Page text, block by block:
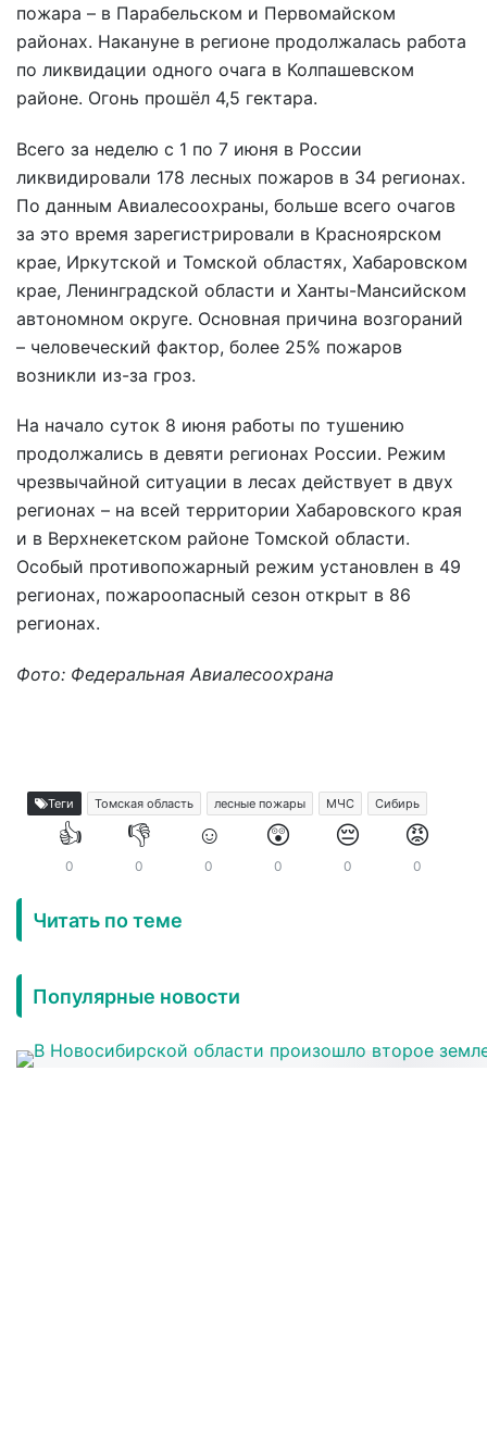
пожара – в Парабельском и Первомайском
районах. Накануне в регионе продолжалась работа
по ликвидации одного очага в Колпашевском
районе. Огонь прошёл 4,5 гектара.
Всего за неделю с 1 по 7 июня в России
ликвидировали 178 лесных пожаров в 34 регионах.
По данным Авиалесоохраны, больше всего очагов
за это время зарегистрировали в Красноярском
крае, Иркутской и Томской областях, Хабаровском
крае, Ленинградской области и Ханты-Мансийском
автономном округе. Основная причина возгораний
– человеческий фактор, более 25% пожаров
возникли из-за гроз.
На начало суток 8 июня работы по тушению
продолжались в девяти регионах России. Режим
чрезвычайной ситуации в лесах действует в двух
регионах – на всей территории Хабаровского края
и в Верхнекетском районе Томской области.
Особый противопожарный режим установлен в 49
регионах, пожароопасный сезон открыт в 86
регионах.
Фото: Федеральная Авиалесоохрана
Теги Томская область лесные пожары МЧС Сибирь
👍
0
👎
0
☺️
0
😲
0
😔
0
😡
0
Читать по теме
Популярные новости